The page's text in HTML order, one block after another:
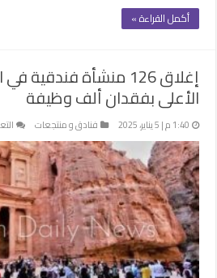
أكمل القراءة »
إغلاق 126 منشأة
الأعلى بفقدان ألف وظيفة
1:40 م | 5 يناير، 2025 فنادق و منتجعات